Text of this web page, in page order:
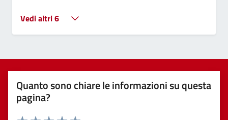
Vedi altri 6
Quanto sono chiare le informazioni su questa
pagina?